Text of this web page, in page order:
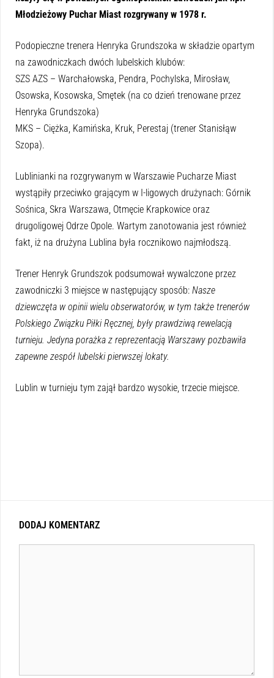
Młodzieżowy Puchar Miast rozgrywany w 1978 r.
Podopieczne trenera Henryka Grundszoka w składzie opartym
na zawodniczkach dwóch lubelskich klubów:
SZS AZS – Warchałowska, Pendra, Pochylska, Mirosław,
Osowska, Kosowska, Smętek (na co dzień trenowane przez
Henryka Grundszoka)
MKS – Ciężka, Kamińska, Kruk, Perestaj (trener Stanisłąw
Szopa).
Lublinianki na rozgrywanym w Warszawie Pucharze Miast
wystąpiły przeciwko grającym w I-ligowych drużynach: Górnik
Sośnica, Skra Warszawa, Otmęcie Krapkowice oraz
drugoligowej Odrze Opole. Wartym zanotowania jest również
fakt, iż na drużyna Lublina była rocznikowo najmłodszą.
Trener Henryk Grundszok podsumował wywalczone przez
zawodniczki 3 miejsce w następujący sposób: Nasze
dziewczęta w opinii wielu obserwatorów, w tym także trenerów
Polskiego Związku Piłki Ręcznej, były prawdziwą rewelacją
turnieju. Jedyna porażka z reprezentacją Warszawy pozbawiła
zapewne zespół lubelski pierwszej lokaty.
Lublin w turnieju tym zajął bardzo wysokie, trzecie miejsce.
DODAJ KOMENTARZ